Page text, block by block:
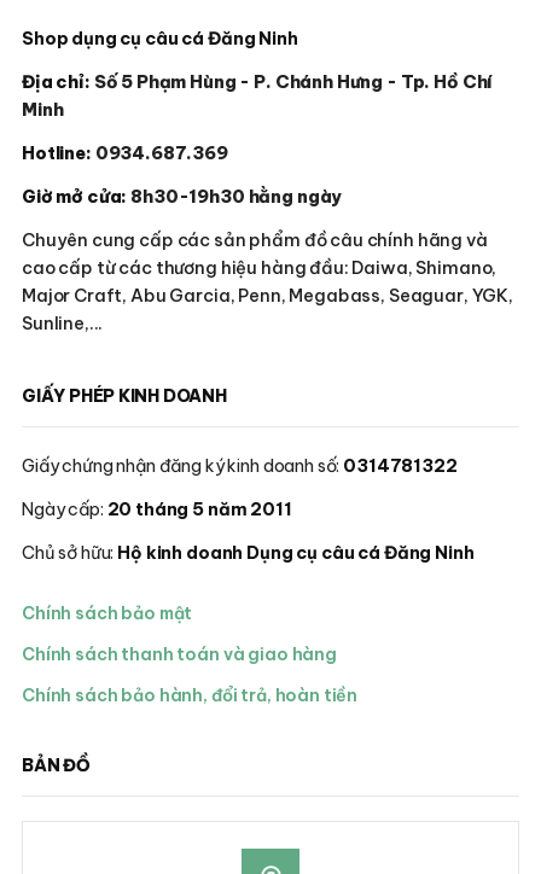
Shop dụng cụ câu cá Đăng Ninh
Địa chỉ: Số 5 Phạm Hùng - P. Chánh Hưng - Tp. Hồ Chí
Minh
Hotline: 0934.687.369
Giờ mở cửa: 8h30-19h30 hằng ngày
Chuyên cung cấp các sản phẩm đồ câu chính hãng và
cao cấp từ các thương hiệu hàng đầu: Daiwa, Shimano,
Major Craft, Abu Garcia, Penn, Megabass, Seaguar, YGK,
Sunline,...
GIẤY PHÉP KINH DOANH
Giấy chứng nhận đăng ký kinh doanh số: 0314781322
Ngày cấp: 20 tháng 5 năm 2011
Chủ sở hữu: Hộ kinh doanh Dụng cụ câu cá Đăng Ninh
Chính sách bảo mật
Chính sách thanh toán và giao hàng
Chính sách bảo hành, đổi trả, hoàn tiền
BẢN ĐỒ